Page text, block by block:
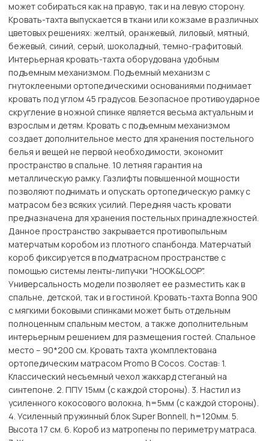
может собираться как на правую, так и на левую сторону.
Кровать-тахта выпускается в ткани или кожзаме в различных
цветовых решениях: желтый, оранжевый, лиловый, мятный,
бежевый, синий, серый, шоколадный, темно-графитовый.
Интерьерная кровать-тахта оборудована удобным
подъемным механизмом. Подъемный механизм с
гнутоклееными ортопедическими основаниями поднимает
кровать под углом 45 градусов. Безопасное противоударное
скругление в ножной спинке является весьма актуальным и
взрослым и детям. Кровать с подъемным механизмом
создает дополнительное место для хранения постельного
белья и вещей не первой необходимости, экономит
пространство в спальне. 10 летняя гарантия на
металлическую рамку. Газлифты повышенной мощности
позволяют поднимать и опускать ортопедическую рамку с
матрасом без всяких усилий. Передняя часть кровати
предназначена для хранения постельных принадлежностей.
Данное пространство закрывается противопыльным
матерчатым коробом из плотного спанбонда. Матерчатый
короб фиксируется в подматрасном пространстве с
помощью системы ленты-липучки "HOOK&LOОP".
Универсальность модели позволяет ее разместить как в
спальне, детской, так и в гостиной. Кровать-тахта Bonna 900
с мягкими боковыми спинками может быть отдельным
полноценным спальным местом, а также дополнительным
интерьерным решением для размещения гостей. Спальное
место – 90*200 см. Кровать тахта укомплектована
ортопедическим матрасом Promo B Cocos. Состав: 1.
Классический несъемный чехол жаккард стеганый на
синтепоне. 2. ППУ 15мм (с каждой стороны). 3. Настил из
усиленного кокосового волокна, h=5мм (с каждой стороны).
4. Усиленный пружинный блок Super Bonnell, h=120мм. 5.
Высота 17 см. 6. Короб из матропены по периметру матраса.